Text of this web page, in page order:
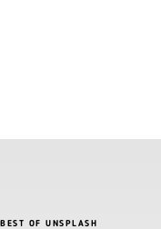
BEST OF UNSPLASH